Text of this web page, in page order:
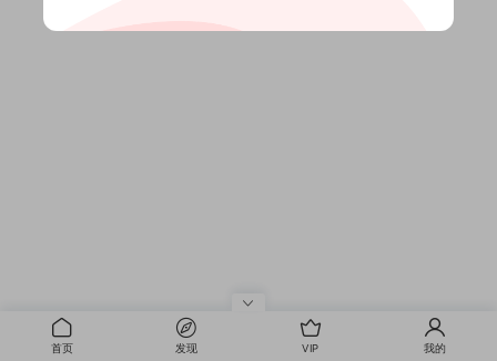
首页 发现 VIP 我的